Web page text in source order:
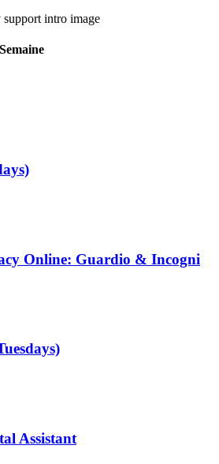
Online: Guardio & Incogni
Assistant